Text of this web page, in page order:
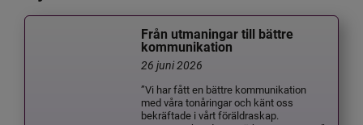
Från utmaningar till bättre
kommunikation
26 juni 2026
”Vi har fått en bättre kommunikation
med våra tonåringar och känt oss
bekräftade i vårt föräldraskap.